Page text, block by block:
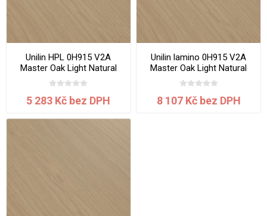
Unilin HPL 0H915 V2A
Master Oak Light Natural
3050 x 1300 x 0.7 mm
5 283 Kč bez DPH
Unilin lamino 0H915 V2A
Master Oak Light Natural
2800 x 2070 x 18 mm
8 107 Kč bez DPH